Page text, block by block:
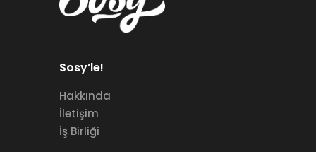
Sosy’le!
Hakkında
İletişim
İş Birliği